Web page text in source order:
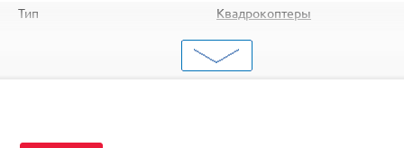
Тип
Квадрокоптеры
с камерой